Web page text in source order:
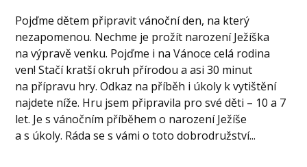
Pojďme dětem připravit vánoční den, na který
nezapomenou. Nechme je prožít narození Ježíška
na výpravě venku. Pojďme i na Vánoce celá rodina
ven! Stačí kratší okruh přírodou a asi 30 minut
na přípravu hry. Odkaz na příběh i úkoly k vytištění
najdete níže. Hru jsem připravila pro své děti – 10 a 7
let. Je s vánočním příběhem o narození Ježíše
a s úkoly. Ráda se s vámi o toto dobrodružství...